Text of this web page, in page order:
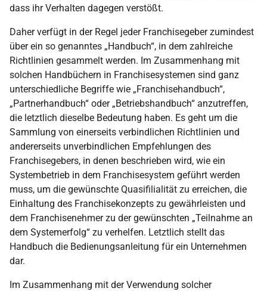
dass ihr Verhalten dagegen verstößt.
Daher verfügt in der Regel jeder Franchisegeber zumindest
über ein so genanntes „Handbuch“, in dem zahlreiche
Richtlinien gesammelt werden. Im Zusammenhang mit
solchen Handbüchern in Franchisesystemen sind ganz
unterschiedliche Begriffe wie „Franchisehandbuch“,
„Partnerhandbuch“ oder „Betriebshandbuch“ anzutreffen,
die letztlich dieselbe Bedeutung haben. Es geht um die
Sammlung von einerseits verbindlichen Richtlinien und
andererseits unverbindlichen Empfehlungen des
Franchisegebers, in denen beschrieben wird, wie ein
Systembetrieb in dem Franchisesystem geführt werden
muss, um die gewünschte Quasifilialität zu erreichen, die
Einhaltung des Franchisekonzepts zu gewährleisten und
dem Franchisenehmer zu der gewünschten „Teilnahme an
dem Systemerfolg“ zu verhelfen. Letztlich stellt das
Handbuch die Bedienungsanleitung für ein Unternehmen
dar.
Im Zusammenhang mit der Verwendung solcher